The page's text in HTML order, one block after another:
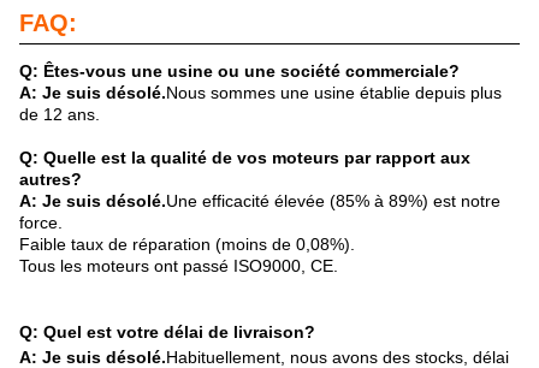
FAQ:
Q: Êtes-vous une usine ou une société commerciale?
A: Je suis désolé.Nous sommes une usine établie depuis plus
de 12 ans.
Q: Quelle est la qualité de vos moteurs par rapport aux
autres?
A: Je suis désolé.Une efficacité élevée (85% à 89%) est notre
force.
Faible taux de réparation (moins de 0,08%).
Tous les moteurs ont passé ISO9000, CE.
Q: Quel est votre délai de livraison?
A: Je suis désolé.Habituellement, nous avons des stocks, délai